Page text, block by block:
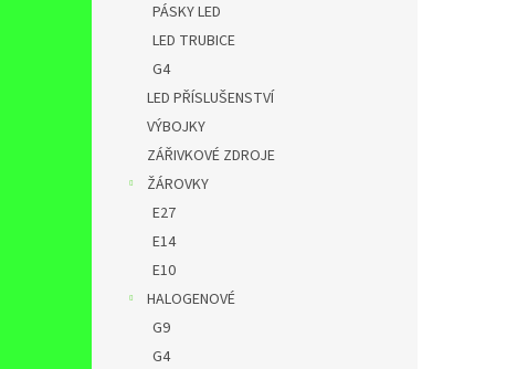
PÁSKY LED
LED TRUBICE
G4
LED PŘÍSLUŠENSTVÍ
VÝBOJKY
ZÁŘIVKOVÉ ZDROJE
ŽÁROVKY
E27
E14
E10
HALOGENOVÉ
G9
G4